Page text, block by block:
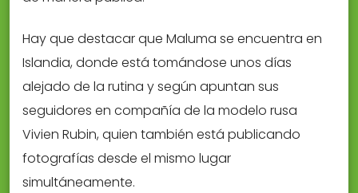
Hay que destacar que Maluma se encuentra en
Islandia, donde está tomándose unos días
alejado de la rutina y según apuntan sus
seguidores en compañía de la modelo rusa
Vivien Rubin, quien también está publicando
fotografías desde el mismo lugar
simultáneamente.